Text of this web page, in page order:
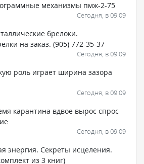
механизмы пмж-2-75
Сегодня, в 09:09
брелоки.
на заказ. (905) 772-35-37
Сегодня, в 09:09
роль играет ширина зазора
Сегодня, в 09:09
карантина вдвое вырос спрос
Сегодня, в 09:09
энергия. Секреты исцеления.
из 3 книг)